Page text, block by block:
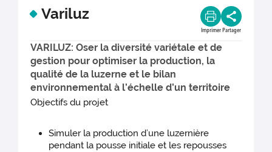
Variluz
Imprimer Partager
VARILUZ: Oser la diversité variétale et de
gestion pour optimiser la production, la
qualité de la luzerne et le bilan
environnemental à l’échelle d’un territoire
Objectifs du projet
Simuler la production d’une luzernière
pendant la pousse initiale et les repousses